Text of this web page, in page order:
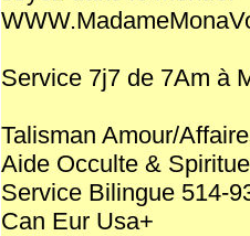
Service 7j7 de 7Am à
Talisman Amour/
Aide Occulte &
Service Bilingue 514-
Can Eur Usa+